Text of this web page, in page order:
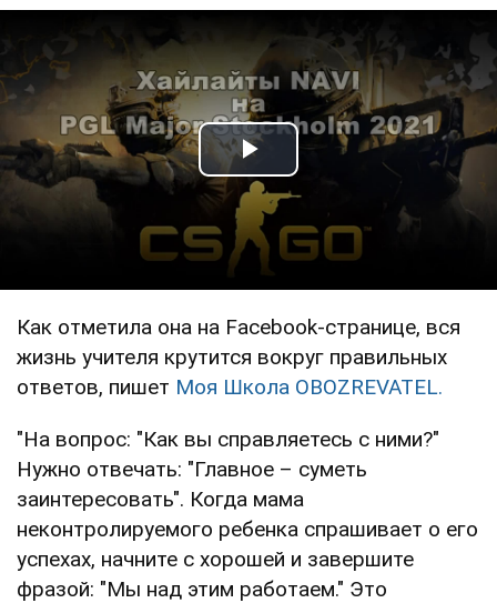
Play Video
Как отметила она на Facebook-странице, вся
жизнь учителя крутится вокруг правильных
ответов, пишет Моя Школа OBOZREVATEL.
"На вопрос: "Как вы справляетесь с ними?"
Нужно отвечать: "Главное – суметь
заинтересовать". Когда мама
неконтролируемого ребенка спрашивает о его
успехах, начните с хорошей и завершите
фразой: "Мы над этим работаем." Это